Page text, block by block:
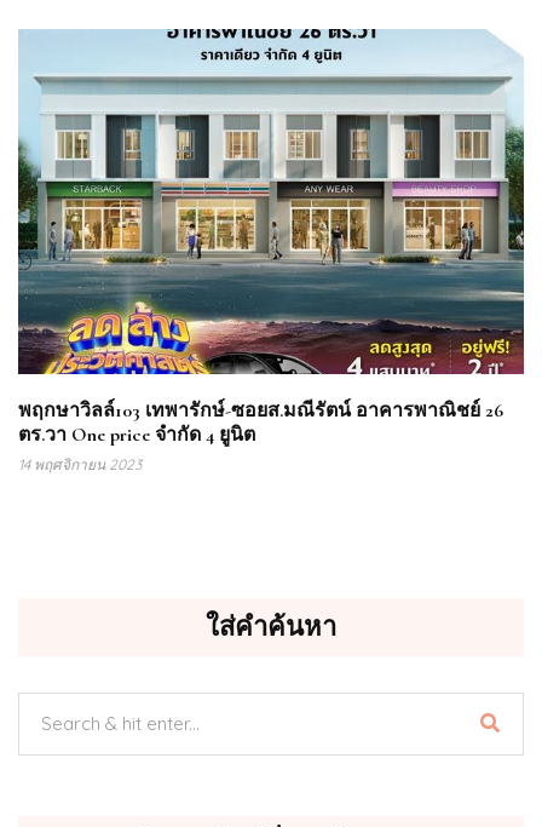
พฤกษาวิลล์103 เทพารักษ์-ซอยส.มณีรัตน์ อาคารพาณิชย์ 26
ตร.วา One price จำกัด 4 ยูนิต
14 พฤศจิกายน 2023
ใส่คำค้นหา